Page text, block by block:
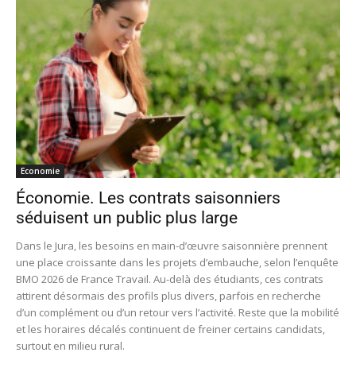
Economie
Économie. Les contrats saisonniers
séduisent un public plus large
Dans le Jura, les besoins en main-d’œuvre saisonnière prennent
une place croissante dans les projets d’embauche, selon l’enquête
BMO 2026 de France Travail. Au-delà des étudiants, ces contrats
attirent désormais des profils plus divers, parfois en recherche
d’un complément ou d’un retour vers l’activité. Reste que la mobilité
et les horaires décalés continuent de freiner certains candidats,
surtout en milieu rural.